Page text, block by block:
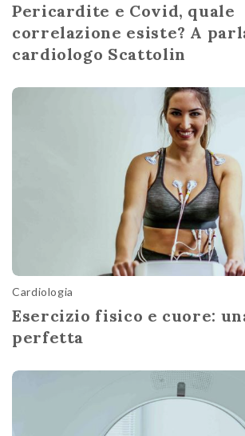
Pericardite e Covid, quale
correlazione esiste? A
cardiologo Scattolin
Cardiologia
Esercizio fisico e cuore:
perfetta